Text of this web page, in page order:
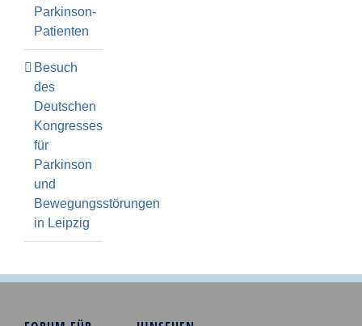
Parkinson-
Patienten
Besuch
des
Deutschen
Kongresses
für
Parkinson
und
Bewegungsstörungen
in Leipzig